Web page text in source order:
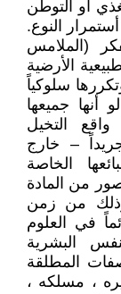
أو التوطن
النوع.
(الملامس
الأرضية
سلوكياً
أنها جميعها
التخيل
– خارج
الخاصة
من المادة
وذلك من زمن
في العلوم
البشرية
المطلقة
، مسلكه ،